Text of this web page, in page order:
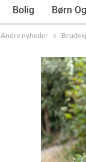
Bolig Børn
Andre nyheder